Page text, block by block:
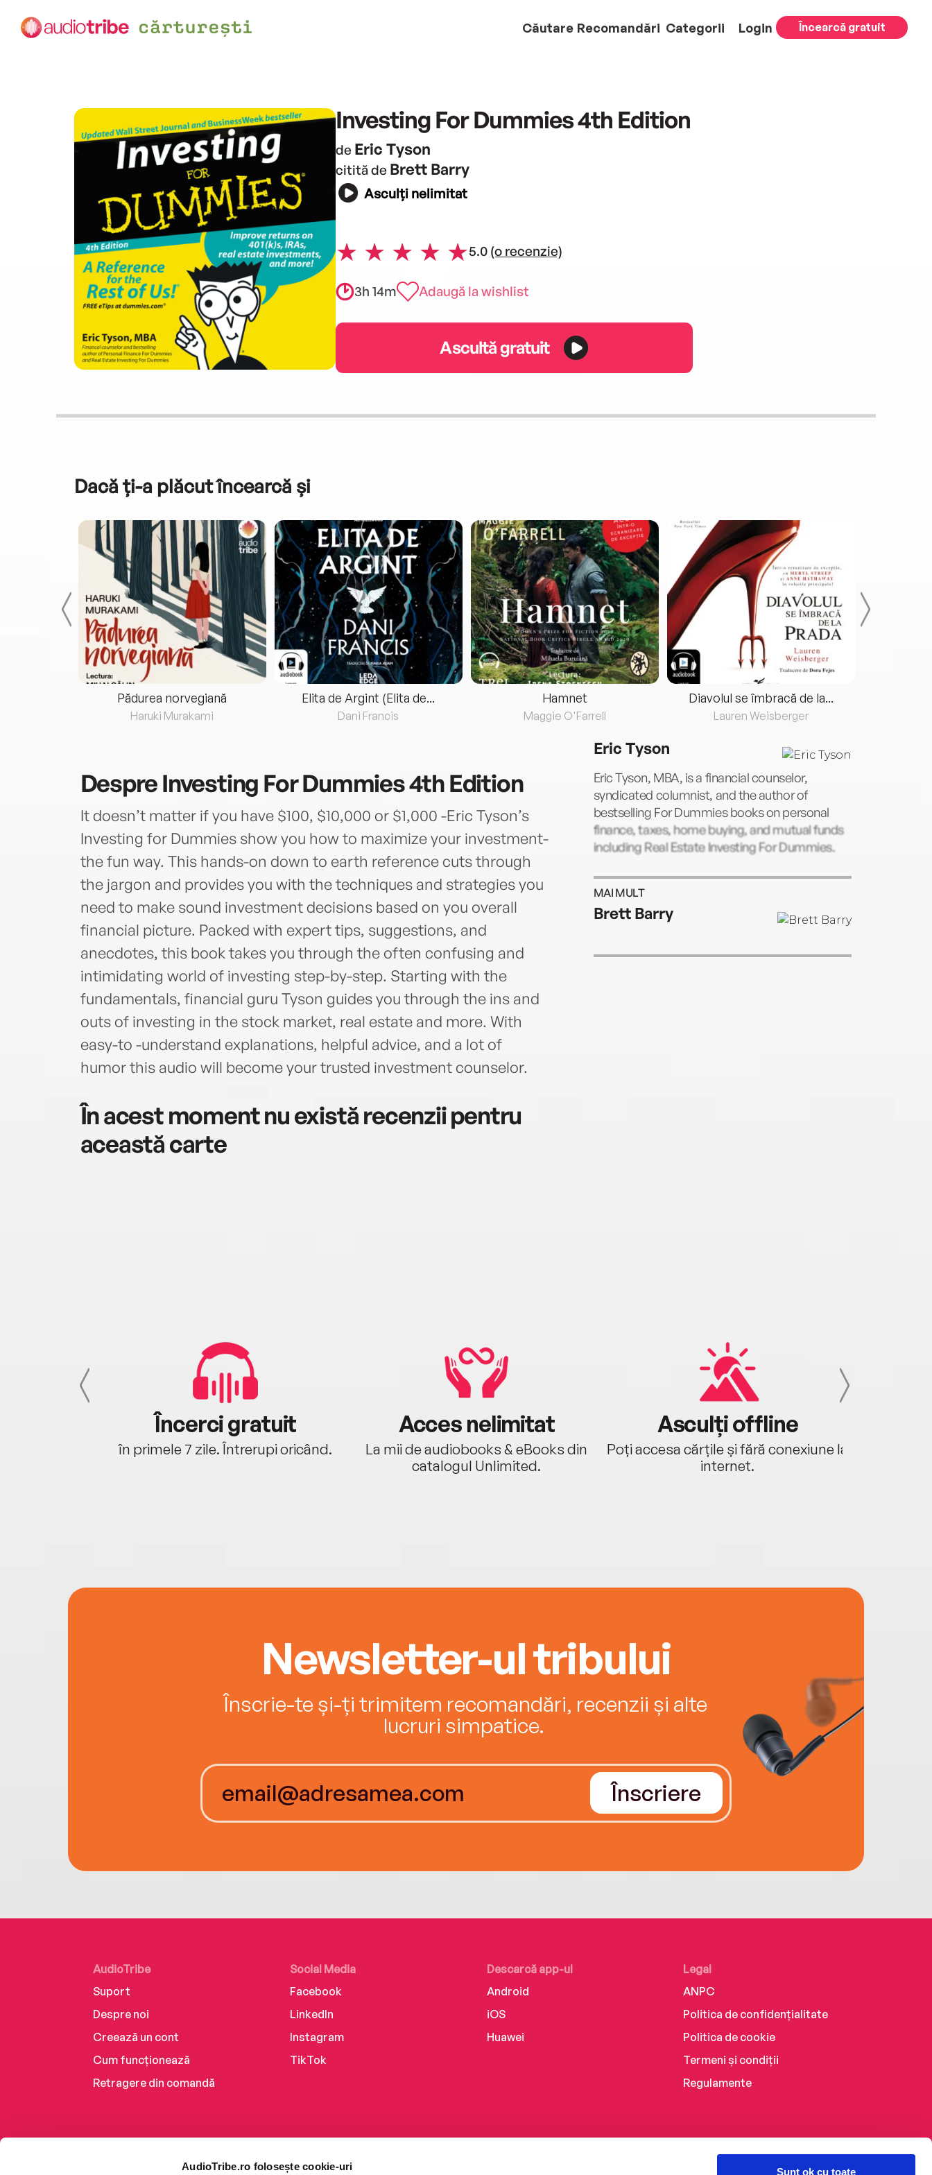
AudioTribe.ro folosește cookie-uri Sunt ok cu toate
Căutare Recomandări Categorii Login Încearcă gratuit
Investing For Dummies 4th Edition
de Eric Tyson
citită de Brett Barry
Asculți nelimitat
5.0 (o recenzie)
3h 14m Adaugă la wishlist
Ascultă gratuit
Dacă ți-a plăcut încearcă și
Pădurea norvegiană
Haruki Murakami
Elita de Argint (Elita de...
Dani Francis
Hamnet
Maggie O'Farrell
Diavolul se îmbracă de la...
Lauren Weisberger
DespreInvesting For Dummies 4th Edition
It doesn’t matter if you have $100, $10,000 or $1,000 -Eric Tyson’s
Investing for Dummies show you how to maximize your investment-
the fun way. This hands-on down to earth reference cuts through
the jargon and provides you with the techniques and strategies you
need to make sound investment decisions based on you overall
financial picture. Packed with expert tips, suggestions, and
anecdotes, this book takes you through the often confusing and
intimidating world of investing step-by-step. Starting with the
fundamentals, financial guru Tyson guides you through the ins and
outs of investing in the stock market, real estate and more. With
easy-to -understand explanations, helpful advice, and a lot of
humor this audio will become your trusted investment counselor.
În acest moment nu există recenzii pentru
această carte
Eric Tyson
Eric Tyson, MBA, is a financial counselor,
syndicated columnist, and the author of
bestselling For Dummies books on personal
finance, taxes, home buying, and mutual funds
including Real Estate Investing For Dummies.
MAI MULT
Brett Barry
Încerci gratuit
în primele 7 zile. Întrerupi oricând.
Acces nelimitat
La mii de audiobooks & eBooks din
catalogul Unlimited.
Asculți offline
Poți accesa cărțile și fără conexiune la
internet.
Newsletter-ul tribului
Înscrie-te și-ți trimitem recomandări, recenzii și alte
lucruri simpatice.
Înscriere
AudioTribe
Suport
Despre noi
Creează un cont
Cum funcționează
Retragere din comandă
Social Media
Facebook
LinkedIn
Instagram
TikTok
Descarcă app-ul
Android
iOS
Huawei
Legal
ANPC
Politica de confidențialitate
Politica de cookie
Termeni și condiții
Regulamente